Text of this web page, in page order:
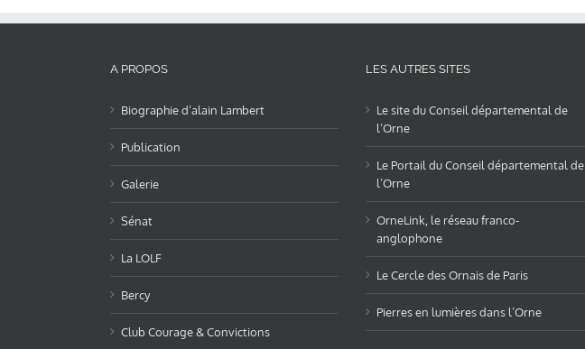
A PROPOS
Biographie d’alain Lambert
Publication
Galerie
Sénat
La LOLF
Bercy
Club Courage & Convictions
LES AUTRES SITES
Le site du Conseil départemental de
l’Orne
Le Portail du Conseil départemental de
l’Orne
OrneLink, le réseau franco-
anglophone
Le Cercle des Ornais de Paris
Pierres en lumières dans l’Orne